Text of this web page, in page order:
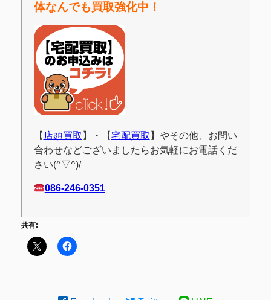
体なんでも買取強化中！
【 店頭買取 】・【宅配買取 】やその他、お問い
合わせなどございましたらお気軽にお電話くだ
さい(^▽^)/
086-246-0351
共有: